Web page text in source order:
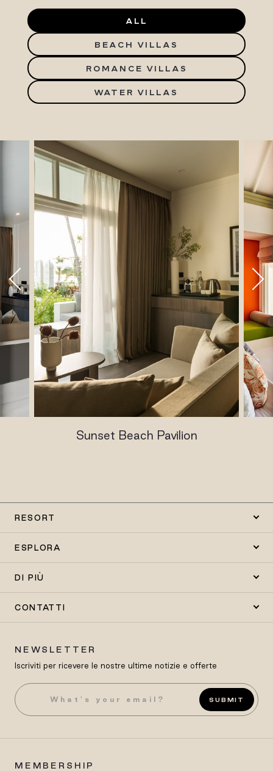
ALL
BEACH VILLAS
ROMANCE VILLAS
WATER VILLAS
Sunset Beach Pavilion
RESORT
ESPLORA
DI PIÙ
CONTATTI
NEWSLETTER
Iscriviti per ricevere le nostre ultime notizie e offerte
SUBMIT
MEMBERSHIP